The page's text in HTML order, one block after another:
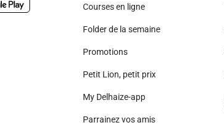
Courses en ligne
Folder de la semaine
Promotions
Petit Lion, petit prix
My Delhaize-app
Parrainez vos amis